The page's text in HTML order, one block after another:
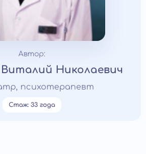
Автор:
Николаевич
психотерапевт
Стаж: 33 года